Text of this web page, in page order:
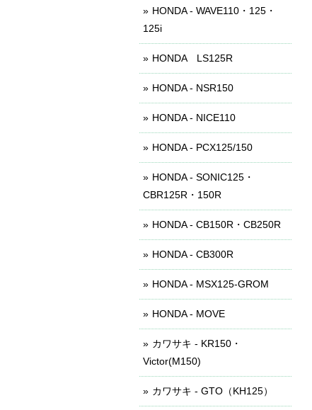
HONDA - WAVE110・125・
125i
HONDA LS125R
HONDA - NSR150
HONDA - NICE110
HONDA - PCX125/150
HONDA - SONIC125・
CBR125R・150R
HONDA - CB150R・CB250R
HONDA - CB300R
HONDA - MSX125-GROM
HONDA - MOVE
カワサキ - KR150・
Victor(M150)
カワサキ - GTO（KH125）